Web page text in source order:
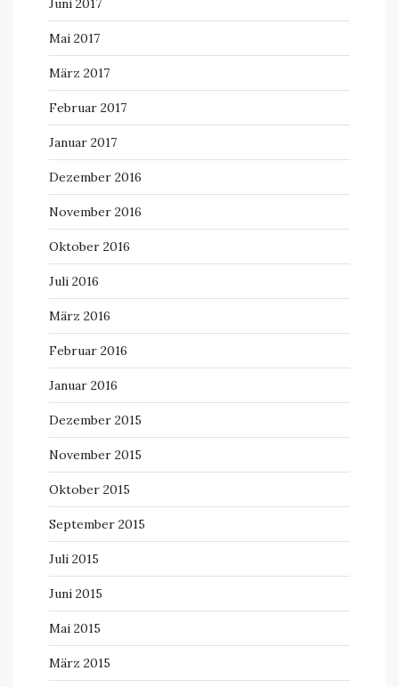
Juni 2017
Mai 2017
März 2017
Februar 2017
Januar 2017
Dezember 2016
November 2016
Oktober 2016
Juli 2016
März 2016
Februar 2016
Januar 2016
Dezember 2015
November 2015
Oktober 2015
September 2015
Juli 2015
Juni 2015
Mai 2015
März 2015